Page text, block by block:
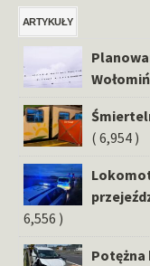
ARTYKUŁY
( 6,954 )
6,556 )
Potężna